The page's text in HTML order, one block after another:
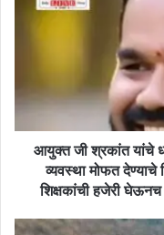
श्रकांत
मागेल
त्याला
अंत्यविधीची
व्यवस्था
देण्याचे
!
आयुक्त जी श्रकांत यांचे
व्यवस्था मोफत देण्याचे
शिक्षकांची हजेरी घेऊनच
पूर्णा